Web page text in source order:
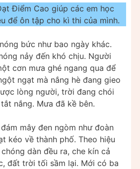
Điểm Cao giúp các em học
để ôn tập cho kì thi của mình.
bức như bao ngày khác.
nảy đến khó chịu. Người
cơn mưa ghé ngang qua để
ngạt mà nắng hè đang gieo
lòng người, trời đang chói
nắng. Mưa đã kề bên.
mây đen ngòm như đoàn
kéo về thành phố. Theo hiệu
dàn đều ra, che kín cả
đất trời tối sầm lại. Mới có ba